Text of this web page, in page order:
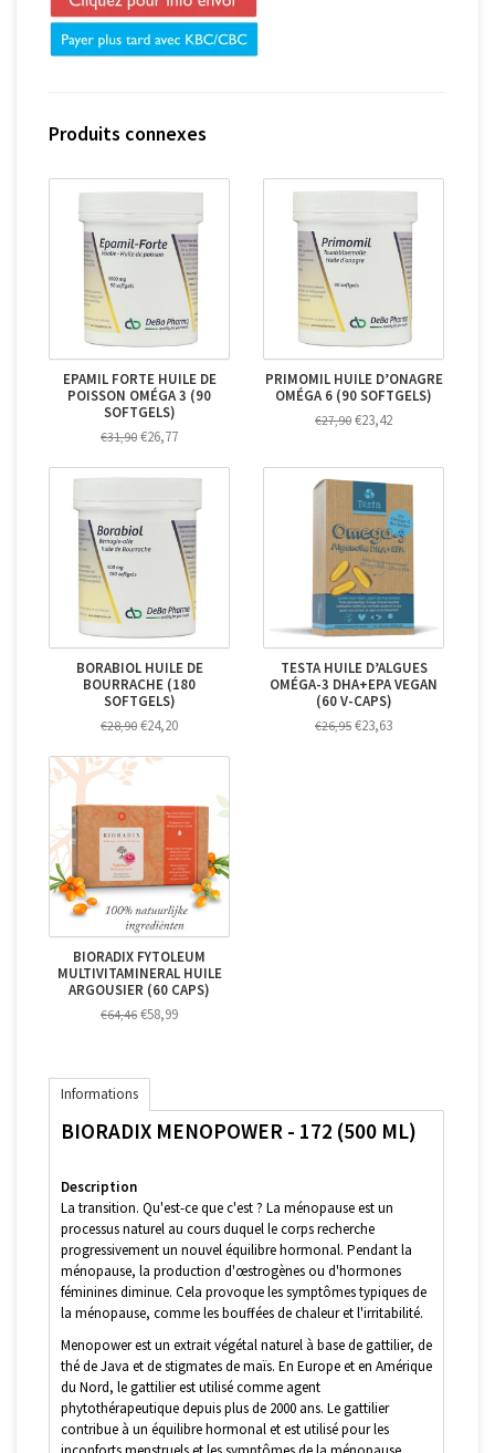
Produits connexes
EPAMIL FORTE HUILE DE
POISSON OMÉGA 3 (90
SOFTGELS)
€31,90 €26,77
PRIMOMIL HUILE D’ONAGRE
OMÉGA 6 (90 SOFTGELS)
€27,90 €23,42
BORABIOL HUILE DE
BOURRACHE (180
SOFTGELS)
€28,90 €24,20
TESTA HUILE D’ALGUES
OMÉGA-3 DHA+EPA VEGAN
(60 V-CAPS)
€26,95 €23,63
BIORADIX FYTOLEUM
MULTIVITAMINERAL HUILE
ARGOUSIER (60 CAPS)
€64,46 €58,99
Informations
BIORADIX MENOPOWER - 172 (500 ML)
Description
La transition. Qu'est-ce que c'est ? La ménopause est un
processus naturel au cours duquel le corps recherche
progressivement un nouvel équilibre hormonal. Pendant la
ménopause, la production d'œstrogènes ou d'hormones
féminines diminue. Cela provoque les symptômes typiques de
la ménopause, comme les bouffées de chaleur et l'irritabilité.
Menopower est un extrait végétal naturel à base de gattilier, de
thé de Java et de stigmates de maïs. En Europe et en Amérique
du Nord, le gattilier est utilisé comme agent
phytothérapeutique depuis plus de 2000 ans. Le gattilier
contribue à un équilibre hormonal et est utilisé pour les